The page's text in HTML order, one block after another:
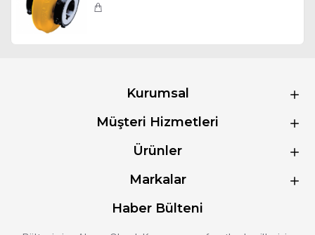
Kurumsal
Müşteri Hizmetleri
Ürünler
Markalar
Haber Bülteni